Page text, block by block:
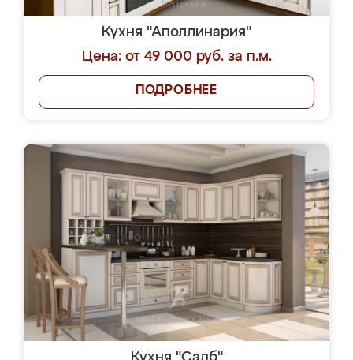
Кухня "Аполлинария"
Цена: от 49 000 руб. за п.м.
ПОДРОБНЕЕ